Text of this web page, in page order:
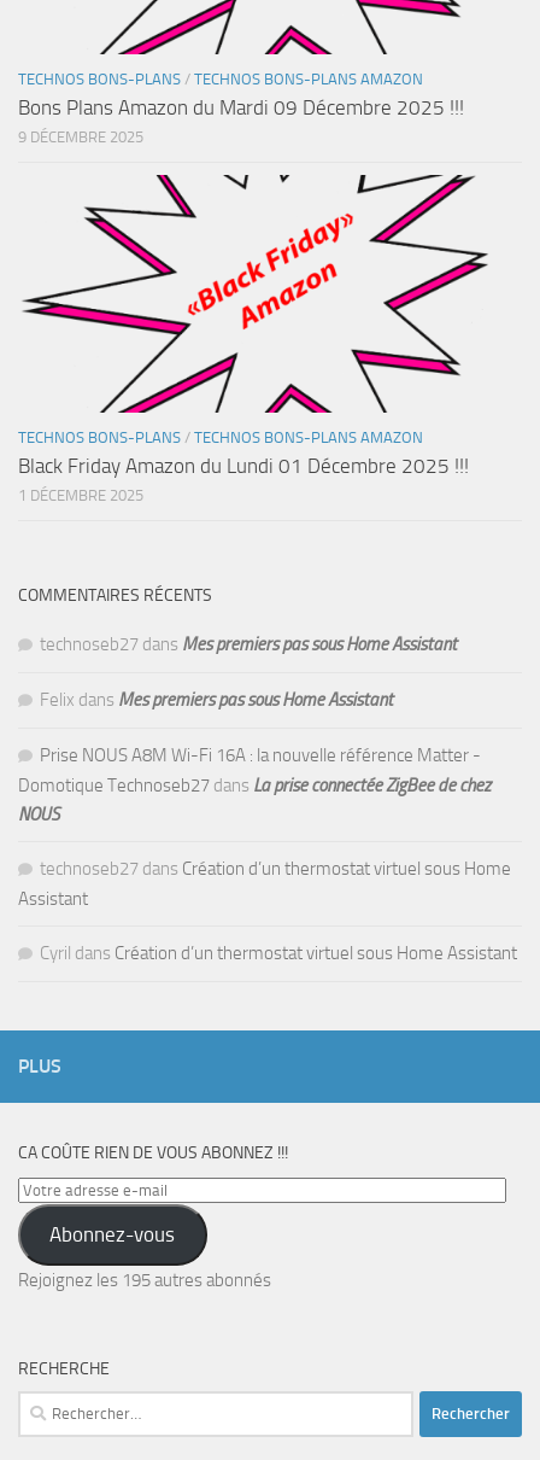
TECHNOS BONS-PLANS / TECHNOS BONS-PLANS AMAZON
Bons Plans Amazon du Mardi 09 Décembre 2025 !!!
9 DÉCEMBRE 2025
TECHNOS BONS-PLANS / TECHNOS BONS-PLANS AMAZON
Black Friday Amazon du Lundi 01 Décembre 2025 !!!
1 DÉCEMBRE 2025
COMMENTAIRES RÉCENTS
technoseb27 dans Mes premiers pas sous Home Assistant
Felix dans Mes premiers pas sous Home Assistant
Prise NOUS A8M Wi-Fi 16A : la nouvelle référence Matter -
Domotique Technoseb27 dans La prise connectée ZigBee de chez
NOUS
technoseb27 dans Création d’un thermostat virtuel sous Home
Assistant
Cyril dans Création d’un thermostat virtuel sous Home Assistant
PLUS
CA COÛTE RIEN DE VOUS ABONNEZ !!!
Votre
adresse
e-
mail
Abonnez-vous
Rejoignez les 195 autres abonnés
RECHERCHE
Rechercher :